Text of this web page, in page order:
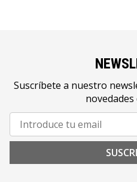
Suscríbete a nuestro
novedades